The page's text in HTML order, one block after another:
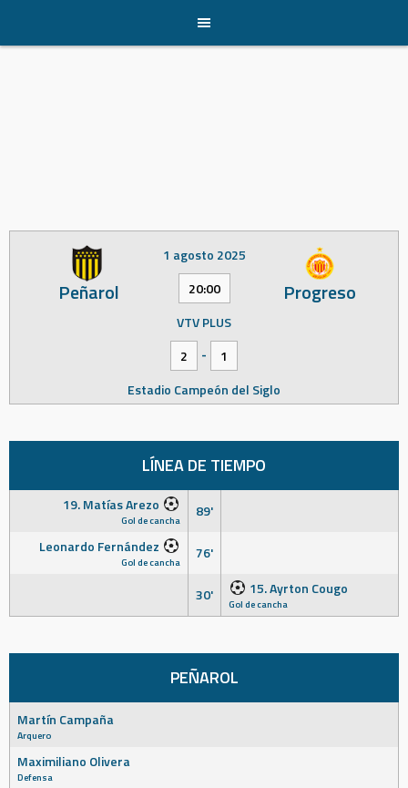
content
Peñarol Progreso
1 agosto 2025
20:00
VTV PLUS
2
-
1
Estadio Campeón del Siglo
LÍNEA DE TIEMPO
19. Matías Arezo
Gol de cancha
89'
Leonardo Fernández
Gol de cancha 76'
30' 15. Ayrton Cougo
Gol de cancha
PEÑAROL
Martín Campaña
Arquero
Maximiliano Olivera
Defensa